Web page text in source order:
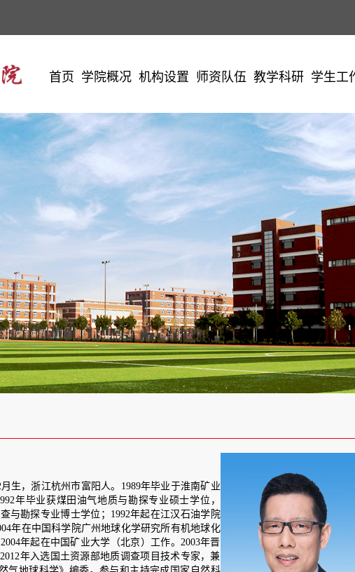
况 机构设置 师资队伍 教学科研 学生工作 党团工作 学校
。1989年毕业于淮南矿业
质与勘探专业硕士学位，
1992年起在江汉石油学院
球化学研究所有机地球化
北京）工作。2003年晋
质调查项目技术专家，兼